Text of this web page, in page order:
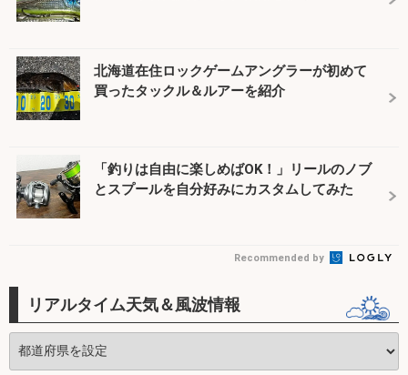
北海道在住ロックゲームアングラーが初めて
買ったタックル＆ルアーを紹介
「釣りは自由に楽しめばOK！」リールのノブ
とスプールを自分好みにカスタムしてみた
Recommended by
リアルタイム天気＆風波情報